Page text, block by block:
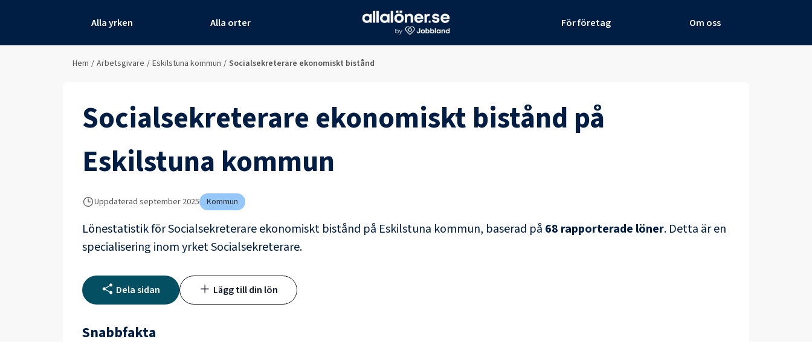
Alla yrken Alla orter För företag Om oss
Hem / Arbetsgivare / Eskilstuna kommun / Socialsekreterare ekonomiskt bistånd
Socialsekreterare ekonomiskt bistånd på
Eskilstuna kommun
Uppdaterad september 2025 Kommun
Lönestatistik förSocialsekreterare ekonomiskt bistånd på Eskilstuna kommun, baserad på 68 rapporterade löner. Detta är en
specialisering inom yrketSocialsekreterare.
Dela sidan Lägg till din lön
Snabbfakta